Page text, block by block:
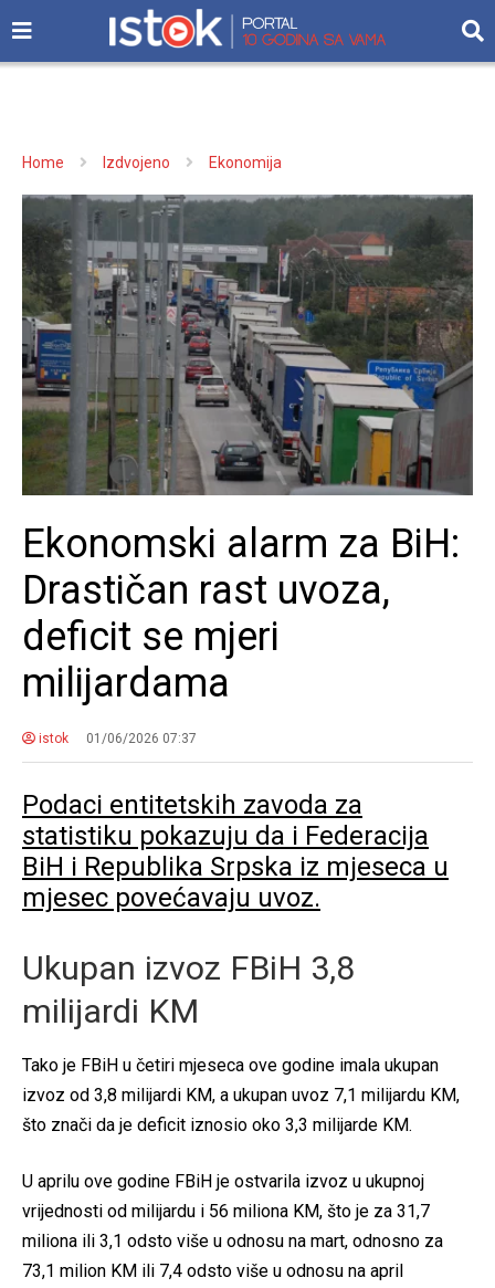
Home Izdvojeno Ekonomija
Ekonomski alarm za BiH:
Drastičan rast uvoza,
deficit se mjeri
milijardama
istok 01/06/2026 07:37
Podaci entitetskih zavoda za
statistiku pokazuju da i Federacija
BiH i Republika Srpska iz mjeseca u
mjesec povećavaju uvoz.
Ukupan izvoz FBiH 3,8
milijardi KM
Tako je FBiH u četiri mjeseca ove godine imala ukupan
izvoz od 3,8 milijardi KM, a ukupan uvoz 7,1 milijardu KM,
što znači da je deficit iznosio oko 3,3 milijarde KM.
U aprilu ove godine FBiH je ostvarila izvoz u ukupnoj
vrijednosti od milijardu i 56 miliona KM, što je za 31,7
miliona ili 3,1 odsto više u odnosu na mart, odnosno za
73,1 milion KM ili 7,4 odsto više u odnosu na april